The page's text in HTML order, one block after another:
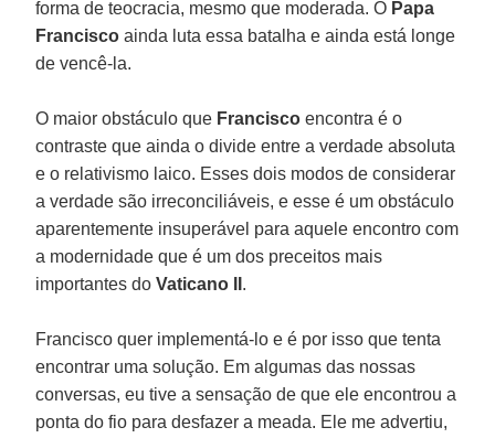
forma de teocracia, mesmo que moderada. O Papa
Francisco ainda luta essa batalha e ainda está longe
de vencê-la.
O maior obstáculo que Francisco encontra é o
contraste que ainda o divide entre a verdade absoluta
e o relativismo laico. Esses dois modos de considerar
a verdade são irreconciliáveis, e esse é um obstáculo
aparentemente insuperável para aquele encontro com
a modernidade que é um dos preceitos mais
importantes doVaticano II .
Francisco quer implementá-lo e é por isso que tenta
encontrar uma solução. Em algumas das nossas
conversas, eu tive a sensação de que ele encontrou a
ponta do fio para desfazer a meada. Ele me advertiu,